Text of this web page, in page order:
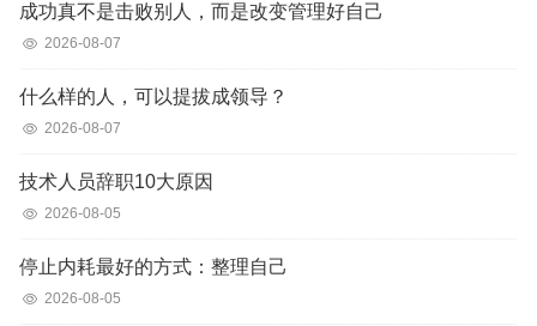
成功真不是击败别人，而是改变管理好自己
2026-08-07
什么样的人，可以提拔成领导？
2026-08-07
技术人员辞职10大原因
2026-08-05
停止内耗最好的方式：整理自己
2026-08-05